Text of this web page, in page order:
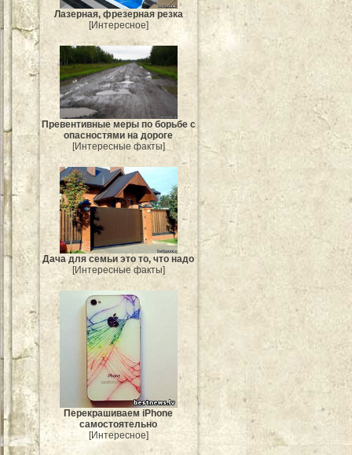
Лазерная, фрезерная резка
[Интересное]
Превентивные меры по борьбе с
опасностями на дороге
[Интересные факты]
Дача для семьи это то, что надо
[Интересные факты]
Перекрашиваем iPhone
самостоятельно
[Интересное]